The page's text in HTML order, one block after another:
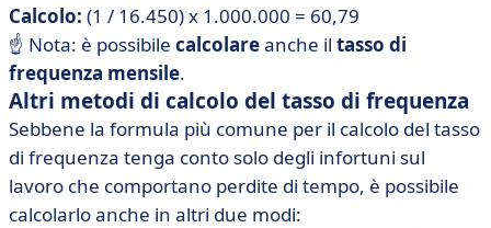
Calcolo: (1 / 16.450) x 1.000.000 = 60,79
☝️ Nota: è possibile calcolareanche il tasso di
frequenza mensile.
Altri metodi di calcolo del tasso di frequenza
Sebbene la formula più comune per il calcolo del tasso
di frequenza tenga conto solo degli infortuni sul
lavoro che comportano perdite di tempo, è possibile
calcolarlo anche in altri due modi: